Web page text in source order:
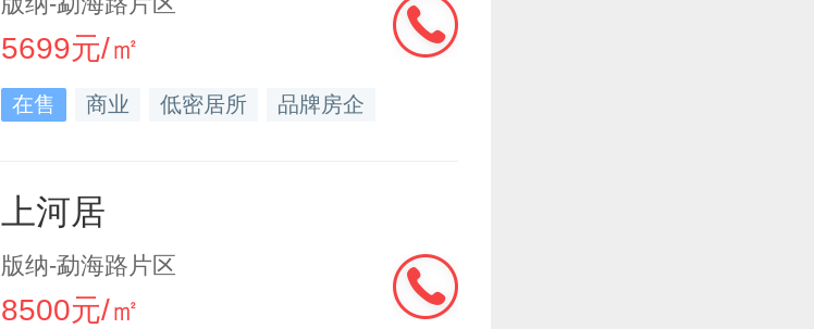
5699元/㎡
在售 商业 低密居所 品牌房企
上河居
版纳-勐海路片区
8500元/㎡